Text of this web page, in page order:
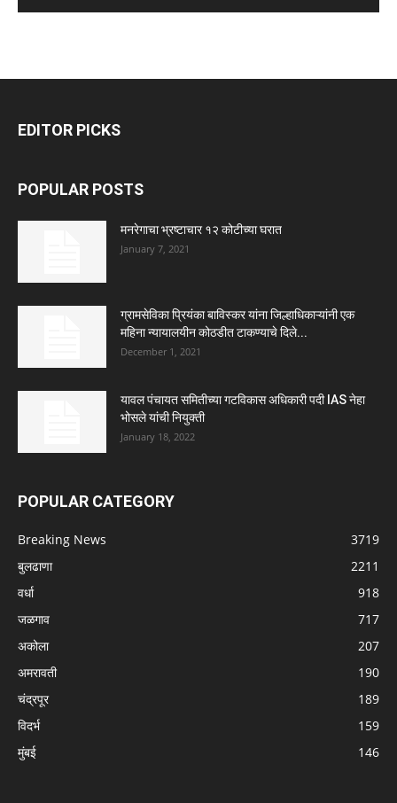
EDITOR PICKS
POPULAR POSTS
मनरेगाचा भ्रष्टाचार १२ कोटीच्या घरात
January 7, 2021
ग्रामसेविका प्रियंका बाविस्कर यांना जिल्हाधिकाऱ्यांनी एक
महिना न्यायालयीन कोठडीत टाकण्याचे दिले...
December 1, 2021
यावल पंचायत समितीच्या गटविकास अधिकारी पदी IAS नेहा
भोसले यांची नियुक्ती
January 18, 2022
POPULAR CATEGORY
Breaking News
3719
बुलढाणा
2211
वर्धा
918
जळगाव
717
अकोला
207
अमरावती
190
चंद्रपूर
189
विदर्भ
159
मुंबई
146